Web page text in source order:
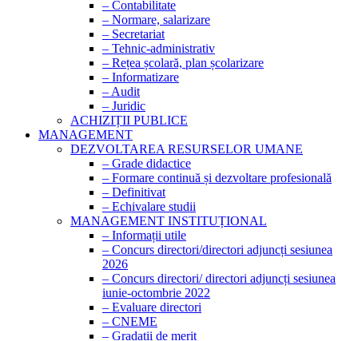
– Contabilitate
– Normare, salarizare
– Secretariat
– Tehnic-administrativ
– Rețea școlară, plan școlarizare
– Informatizare
– Audit
– Juridic
ACHIZIȚII PUBLICE
MANAGEMENT
DEZVOLTAREA RESURSELOR UMANE
– Grade didactice
– Formare continuă și dezvoltare profesională
– Definitivat
– Echivalare studii
MANAGEMENT INSTITUȚIONAL
– Informații utile
– Concurs directori/directori adjuncți sesiunea
2026
– Concurs directori/ directori adjuncți sesiunea
iunie-octombrie 2022
– Evaluare directori
– CNEME
– Gradații de merit